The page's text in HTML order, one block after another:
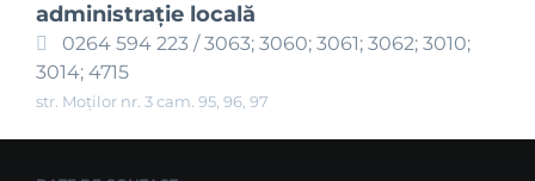
administraţie locală
0264 594 223 / 3063; 3060; 3061; 3062; 3010;
3014; 4715
str. Moților nr. 3 cam. 95, 96, 97